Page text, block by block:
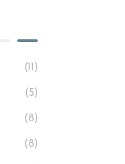
(11)
(5)
(8)
(8)